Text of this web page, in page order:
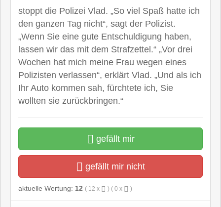
stoppt die Polizei Vlad. „So viel Spaß hatte ich
den ganzen Tag nicht“, sagt der Polizist.
„Wenn Sie eine gute Entschuldigung haben,
lassen wir das mit dem Strafzettel.“ „Vor drei
Wochen hat mich meine Frau wegen eines
Polizisten verlassen“, erklärt Vlad. „Und als ich
Ihr Auto kommen sah, fürchtete ich, Sie
wollten sie zurückbringen.“
gefällt mir
gefällt mir nicht
aktuelle Wertung: 12 ( 12 x ) ( 0 x )